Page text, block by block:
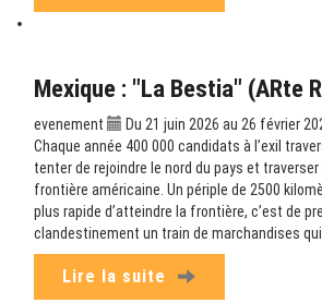
Mexique : "La Bestia" (ARte
evenement
Du 21 juin 2026 au 26 février
Chaque année 400 000 candidats à l’exil
tenter de rejoindre le nord du pays et
frontière américaine. Un périple de 2500
plus rapide d’atteindre la frontière, c’est de
clandestinement un train de marchandises
Lire la suite